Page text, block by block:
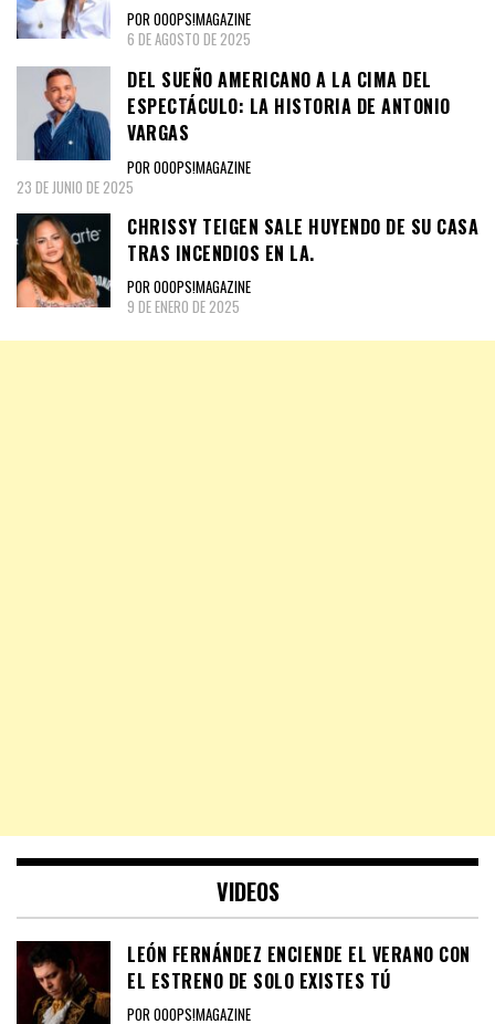
POR OOOPS!MAGAZINE
6 DE AGOSTO DE 2025
DEL SUEÑO AMERICANO A LA CIMA DEL
ESPECTÁCULO: LA HISTORIA DE ANTONIO
VARGAS
POR OOOPS!MAGAZINE
23 DE JUNIO DE 2025
CHRISSY TEIGEN SALE HUYENDO DE SU CASA
TRAS INCENDIOS EN LA.
POR OOOPS!MAGAZINE
9 DE ENERO DE 2025
VIDEOS
LEÓN FERNÁNDEZ ENCIENDE EL VERANO CON
EL ESTRENO DE SOLO EXISTES TÚ
POR OOOPS!MAGAZINE